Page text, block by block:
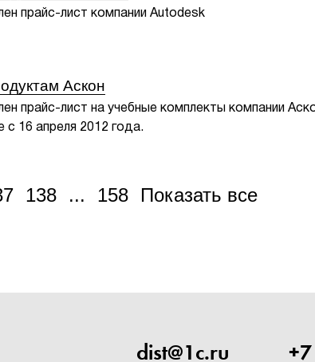
прайс-лист компании Autodesk
Аскон
прайс-лист на учебные комплекты компании
с 16 апреля 2012 года.
138 ... 158 Показать все
dist@1c.ru